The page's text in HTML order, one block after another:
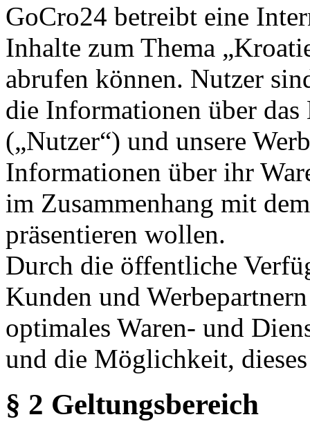
GoCro24 betreibt eine
Inhalte zum Thema
abrufen können. Nutzer
die Informationen über
(„Nutzer“) und unsere
Informationen über ihr
im Zusammenhang mit
präsentieren wollen.
Durch die öffentliche
Kunden und
optimales Waren- und
und die Möglichkeit,
§ 2 Geltungsbereich